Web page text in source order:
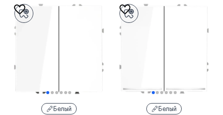
Белый
Белый